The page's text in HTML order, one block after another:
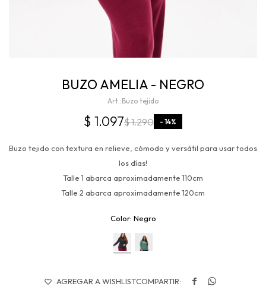
BUZO AMELIA - NEGRO
Buzo tejido
$ 1.097$1.290 14
Buzo tejido con textura en relieve, cómodo y versátil para usar todos
los días!
Talle 1 abarca aproximadamente 110cm
Talle 2 abarca aproximadamente 120cm
Negro
 